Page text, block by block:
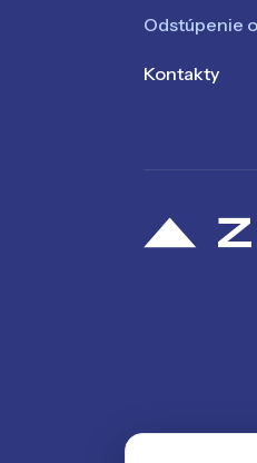
Odstúpenie
Kontakty